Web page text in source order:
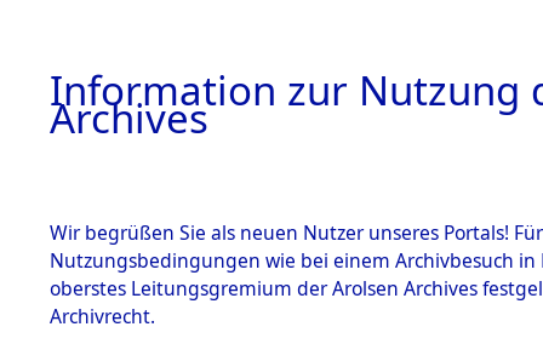
Information zur Nutzung
Archives
Wir begrüßen Sie als neuen Nutzer unseres Portals!
Nutzungsbedingungen wie bei einem Archivbesuch
oberstes Leitungsgremium der Arolsen Archives
Archivrecht.